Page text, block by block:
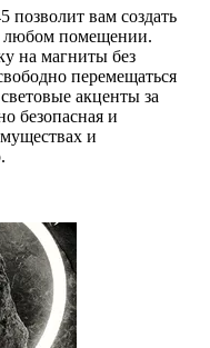
позволит вам создать
любом помещении.
на магниты без
перемещаться
акценты за
безопасная и
и